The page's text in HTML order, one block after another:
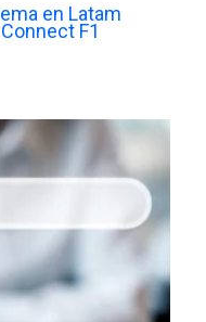
en Latam
F1